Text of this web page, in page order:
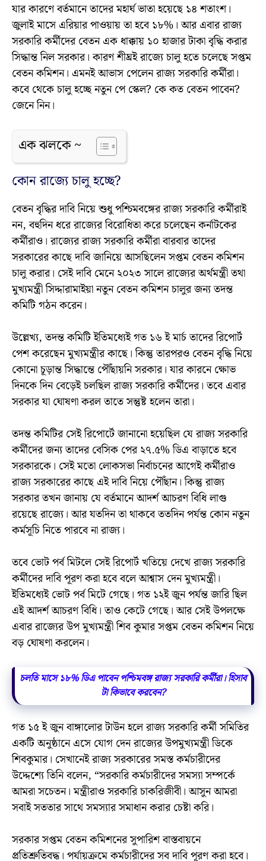
যার কারণে বর্তমানে তাদের মহার্ঘ ভাতা হয়েছে ১৪ শতাংশ।
জুলাই মাসে এরিয়ার পাওয়ায় তা হবে ১৮%। আর এবার রাজ্য
সরকারি কর্মীদের বেতন এক ধাক্কায় ১০ হাজার টাকা বৃদ্ধি করার
সিদ্ধান্ত নিল সরকার। কারণ শীঘ্রই রাজ্যে চালু হতে চলেছে সপ্তম
বেতন কমিশন। এমনই আভাস পেলেন রাজ্য সরকারি কর্মীরা।
কবে থেকে চালু হচ্ছে নতুন পে স্কেল? কে কত বেতন পাবেন?
জেনে নিন।
এক ঝলকে ~
কোন রাজ্যে চালু হচ্ছে?
বেতন বৃদ্ধির দাবি নিয়ে শুধু পশ্চিমবঙ্গের রাজ্য সরকারি কর্মীরাই
নন, বহুদিন ধরে রাজ্যের বিরোধিতা করে চলেছেন কর্নাটকের
কর্মীরাও। রাজ্যের রাজ্য সরকারি কর্মীরা বারবার তাদের
সরকারের কাছে দাবি জানিয়ে আসছিলেন সপ্তম বেতন কমিশন
চালু করার। সেই দাবি মেনে ২০২৩ সালে রাজ্যের অর্থমন্ত্রী তথা
মুখ্যমন্ত্রী সিদ্দারামাইয়া নতুন বেতন কমিশন চালুর জন্য তদন্ত
কমিটি গঠন করেন।
উল্লেখ্য, তদন্ত কমিটি ইতিমধ্যেই গত ১৬ ই মার্চ তাদের রিপোর্ট
পেশ করেছেন মুখ্যমন্ত্রীর কাছে। কিন্তু তারপরও বেতন বৃদ্ধি নিয়ে
কোনো চূড়ান্ত সিদ্ধান্তে পৌঁছায়নি সরকার। যার কারনে ক্ষোভ
দিনকে দিন বেড়েই চলছিল রাজ্য সরকারি কর্মীদের। তবে এবার
সরকার যা ঘোষণা করল তাতে সন্তুষ্ট হলেন তারা।
তদন্ত কমিটির সেই রিপোর্টে জানানো হয়েছিল যে রাজ্য সরকারি
কর্মীদের জন্য তাদের বেসিক পের ২৭.৫% ডিএ বাড়াতে হবে
সরকারকে। সেই মতো লোকসভা নির্বাচনের আগেই কর্মীরাও
রাজ্য সরকারের কাছে এই দাবি নিয়ে পৌঁছান। কিন্তু রাজ্য
সরকার তখন জানায় যে বর্তমানে আদর্শ আচরণ বিধি লাগু
রয়েছে রাজ্যে। আর যতদিন তা থাকবে ততদিন পর্যন্ত কোন নতুন
কর্মসূচি নিতে পারবে না রাজ্য।
তবে ভোট পর্ব মিটলে সেই রিপোর্ট খতিয়ে দেখে রাজ্য সরকারি
কর্মীদের দাবি পূরণ করা হবে বলে আশ্বাস দেন মুখ্যমন্ত্রী।
ইতিমধ্যেই ভোট পর্ব মিটে গেছে। গত ১২ই জুন পর্যন্ত জারি ছিল
এই আদর্শ আচরণ বিধি। তাও কেটে গেছে। আর সেই উপলক্ষে
এবার রাজ্যের উপ মুখ্যমন্ত্রী শিব কুমার সপ্তম বেতন কমিশন নিয়ে
বড় ঘোষণা করলেন।
চলতি মাসে ১৮% ডিএ পাবেন পশ্চিমবঙ্গ রাজ্য সরকারি কর্মীরা। হিসাব
টা কিভাবে করবেন?
গত ১৫ ই জুন বাঙ্গালোর টাউন হলে রাজ্য সরকারি কর্মী সমিতির
একটি অনুষ্ঠানে এসে যোগ দেন রাজ্যের উপমুখ্যমন্ত্রী ডিকে
শিবকুমার। সেখানেই রাজ্য সরকারের সমস্ত কর্মচারীদের
উদ্দেশ্যে তিনি বলেন, “সরকারি কর্মচারীদের সমস্যা সম্পর্কে
আমরা সচেতন। মন্ত্রীরাও সরকারি চাকরিজীবী। আসুন আমরা
সবাই সততার সাথে সমস্যার সমাধান করার চেষ্টা করি।
সরকার সপ্তম বেতন কমিশনের সুপারিশ বাস্তবায়নে
প্রতিশ্রুতিবদ্ধ। পর্যায়ক্রমে কর্মচারীদের সব দাবি পূরণ করা হবে।